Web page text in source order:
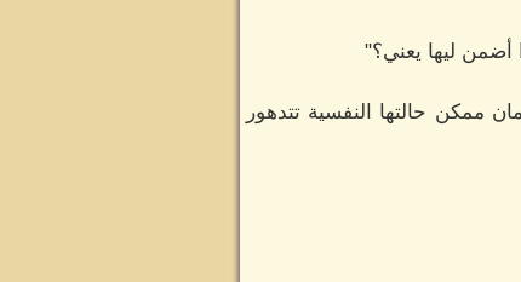
ليها يعني؟"
ممكن حالتها النفسية تتدهور